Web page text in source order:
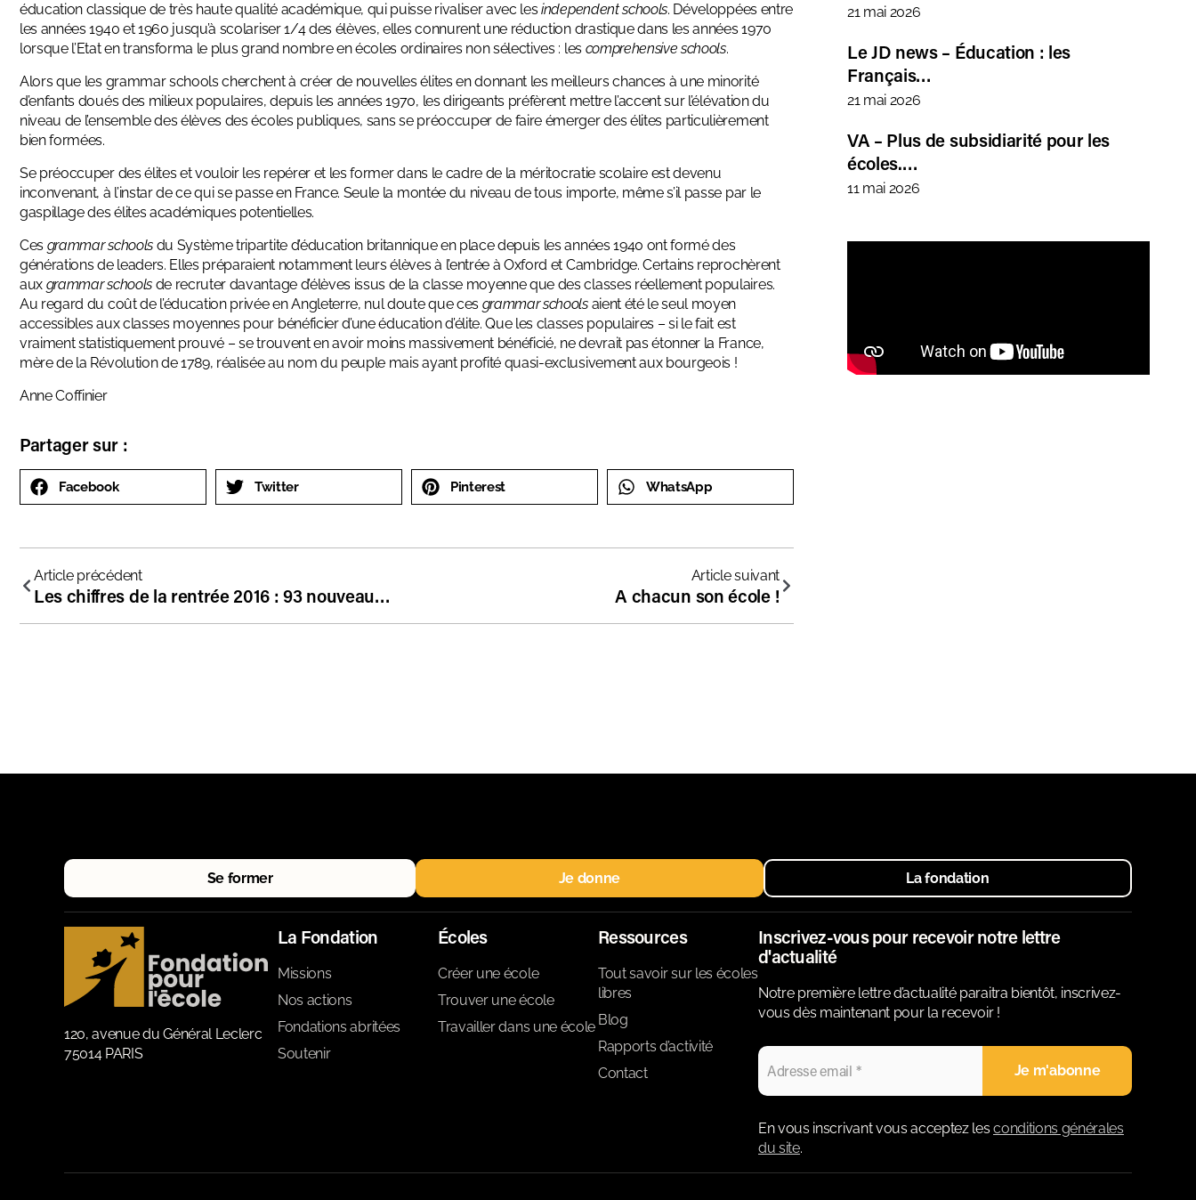
éducation classique de très haute qualité académique, qui puisse rivaliser avec lesindependent schools. Développées entre
les années 1940 et 1960 jusqu’à scolariser 1/4 des élèves, elles connurent une réduction drastique dans les années 1970
lorsque l’Etat en transforma le plus grand nombre en écoles ordinaires non sélectives : les comprehensive schools.
Alors que les grammar schools cherchent à créer de nouvelles élites en donnant les meilleurs chances à une minorité
d’enfants doués des milieux populaires, depuis les années 1970, les dirigeants préfèrent mettre l’accent sur l’élévation du
niveau de l’ensemble des élèves des écoles publiques, sans se préoccuper de faire émerger des élites particulièrement
bien formées.
Se préoccuper des élites et vouloir les repérer et les former dans le cadre de la méritocratie scolaire est devenu
inconvenant, à l’instar de ce qui se passe en France. Seule la montée du niveau de tous importe, même s’il passe par le
gaspillage des élites académiques potentielles.
Ces grammar schoolsdu Système tripartite d’éducation britannique en place depuis les années 1940 ont formé des
générations de leaders. Elles préparaient notamment leurs élèves à l’entrée à Oxford et Cambridge. Certains reprochèrent
aux grammar schoolsde recruter davantage d’élèves issus de la classe moyenne que des classes réellement populaires.
Au regard du coût de l’éducation privée en Angleterre, nul doute que ces grammar schoolsaient été le seul moyen
accessibles aux classes moyennes pour bénéficier d’une éducation d’élite. Que les classes populaires – si le fait est
vraiment statistiquement prouvé – se trouvent en avoir moins massivement bénéficié, ne devrait pas étonner la France,
mère de la Révolution de 1789, réalisée au nom du peuple mais ayant profité quasi-exclusivement aux bourgeois !
Anne Coffinier
Partager sur :
Facebook Twitter Pinterest WhatsApp
Article précédent
Les chiffres de la rentrée 2016 : 93 nouveaux établissements !
Article suivant
A chacun son école !
21 mai 2026
Le JD news – Éducation : les
Français…
21 mai 2026
VA – Plus de subsidiarité pour les
écoles.…
11 mai 2026
Se former Je donne La fondation
120, avenue du Général Leclerc
75014 PARIS
La Fondation
Missions
Nos actions
Fondations abritées
Soutenir
Écoles
Créer une école
Trouver une école
Travailler dans une école
Ressources
Tout savoir sur les écoles
libres
Blog
Rapports d’activité
Contact
Inscrivez-vous pour recevoir notre lettre
d'actualité
Notre première lettre d’actualité paraitra bientôt, inscrivez-
vous dès maintenant pour la recevoir !
En vous inscrivant vous acceptez lesconditions générales
du site.